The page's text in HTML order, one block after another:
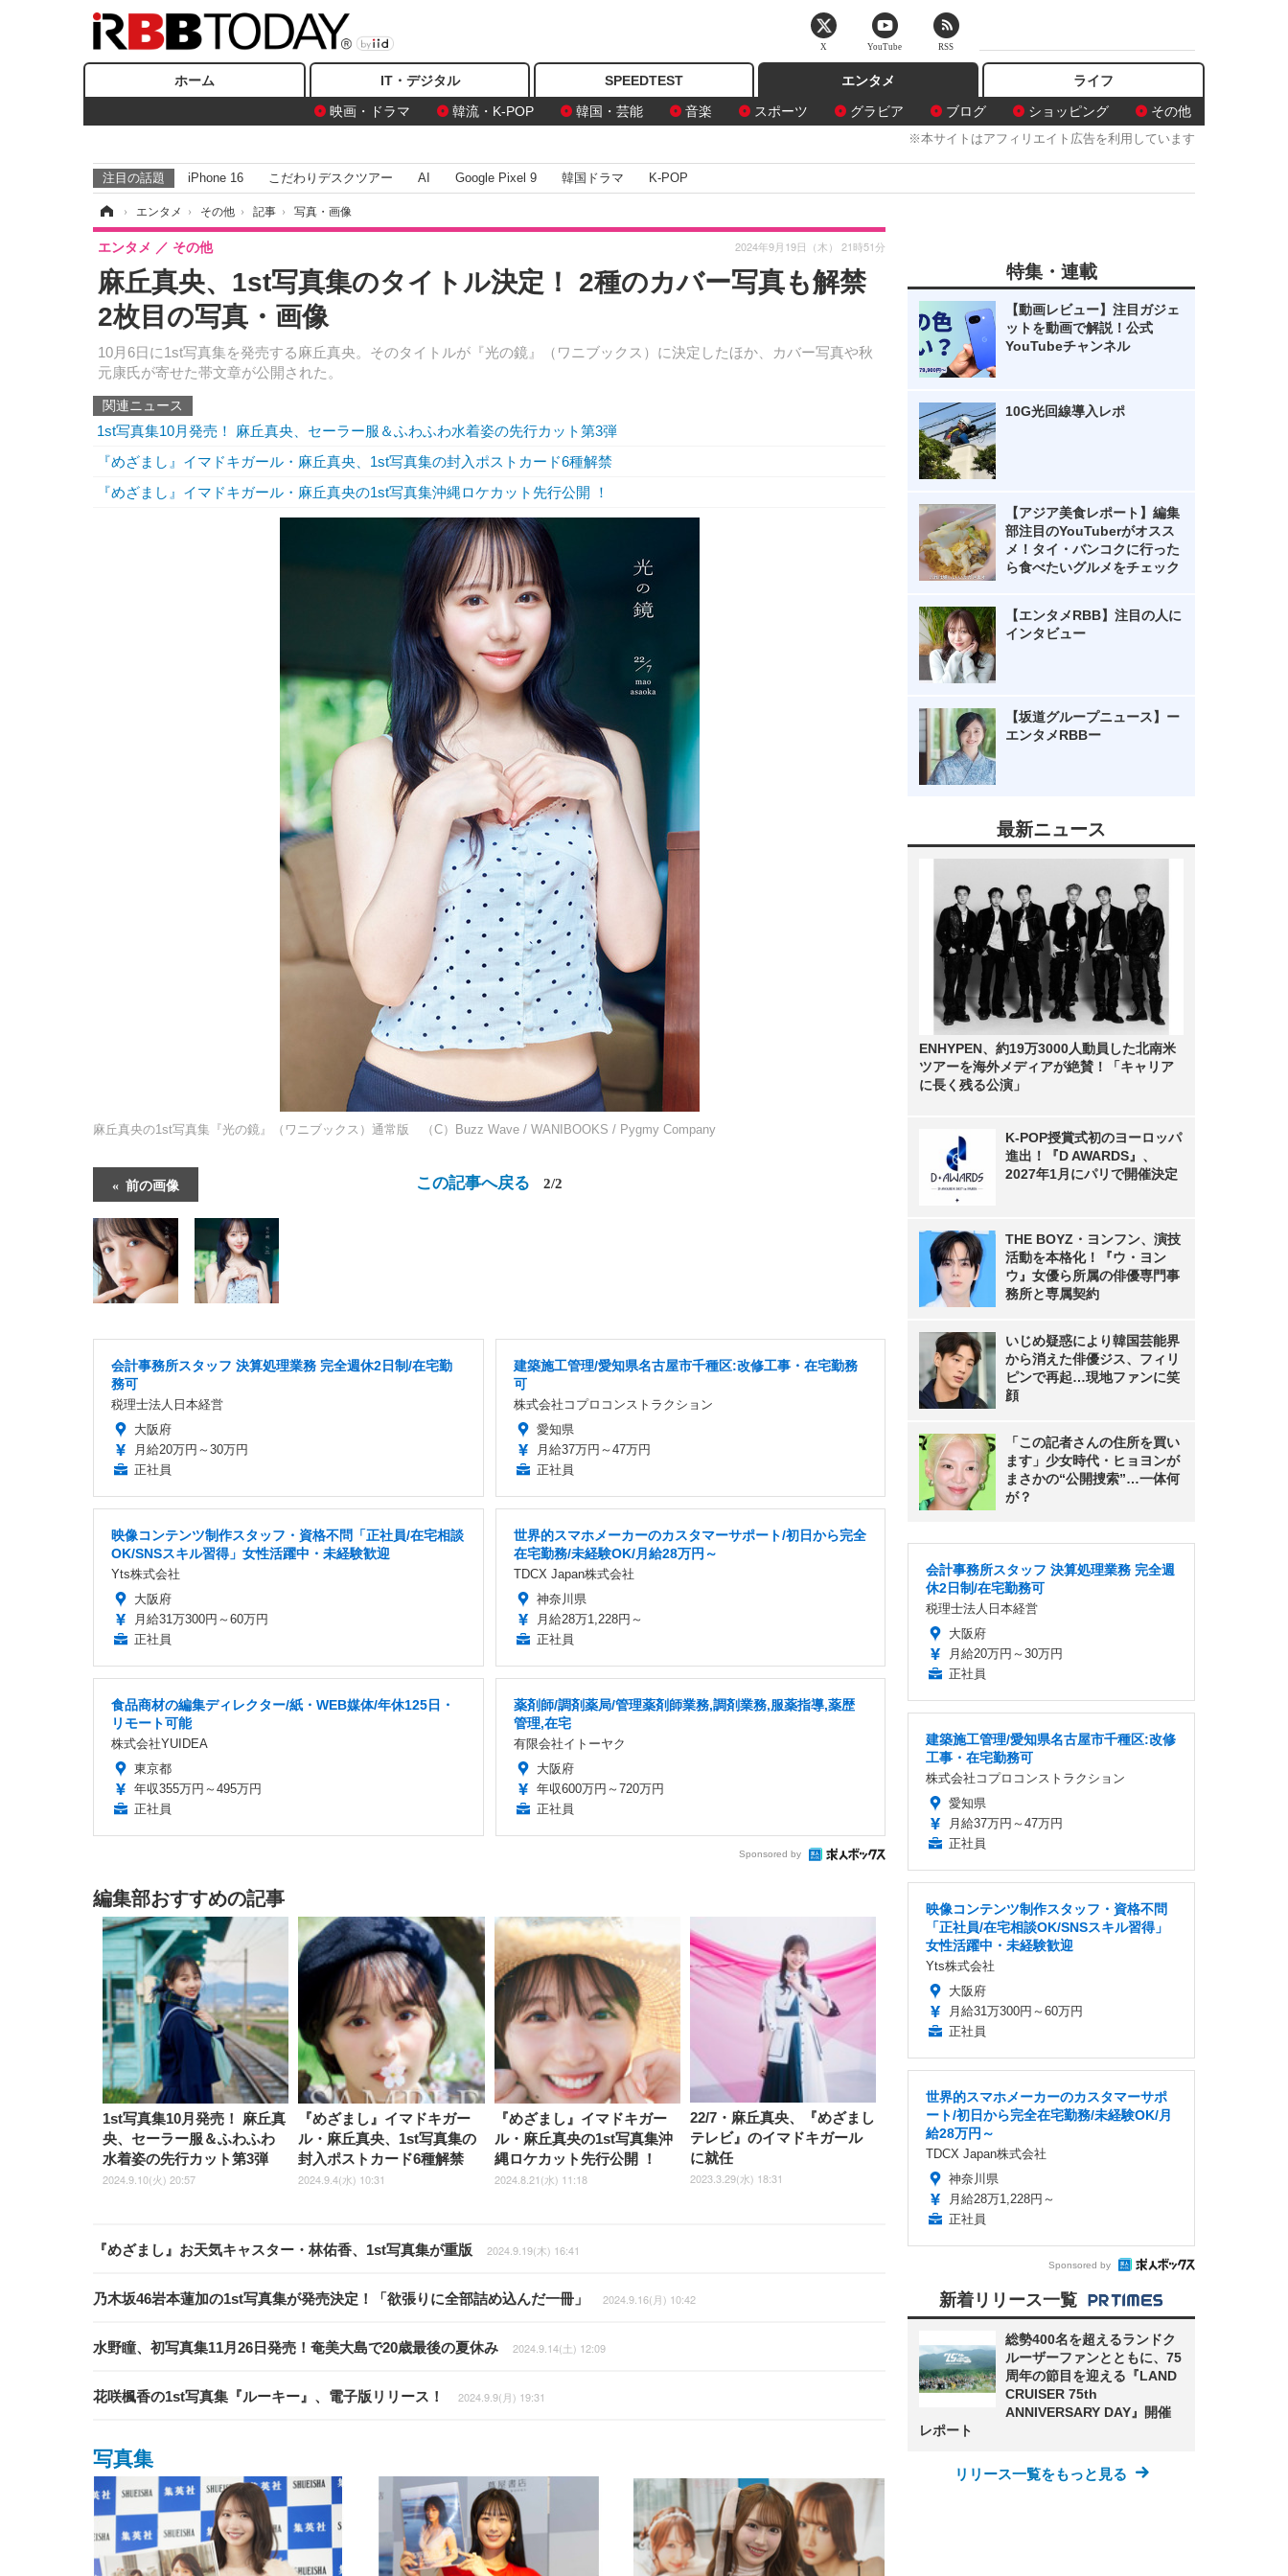
ホーム IT・デジタル SPEEDTEST
エンタメ
映画・ドラマ
韓流・K-POP 韓国・芸能 音楽 スポーツ グラビア ブログ ショッピング その他
ライフ
※本サイトはアフィリエイト広告を利用しています
注目の話題 iPhone 16 こだわりデスクツアー AI Google Pixel 9 韓国ドラマ K-POP
› エンタメ › その他 › 記事 › 写真・画像
麻丘真央、1st写真集のタイトル決定！ 2種のカバー写真も解禁
2枚目の写真・画像
10月6日に1st写真集を発売する麻丘真央。そのタイトルが『光の鏡』（ワニブックス）に決定したほか、カバー写真や秋
元康氏が寄せた帯文章が公開された。
エンタメ その他 2024年9月19日（木） 21時51分
関連ニュース
1st写真集10月発売！ 麻丘真央、セーラー服＆ふわふわ水着姿の先行カット第3弾
『めざまし』イマドキガール・麻丘真央、1st写真集の封入ポストカード6種解禁
『めざまし』イマドキガール・麻丘真央の1st写真集沖縄ロケカット先行公開 ！
麻丘真央の1st写真集『光の鏡』（ワニブックス）通常版 （C）Buzz Wave / WANIBOOKS / Pygmy Company
前の画像 この記事へ戻る 2/2
会計事務所スタッフ 決算処理業務 完全週休2日制/在宅勤
務可
税理士法人日本経営
大阪府
月給20万円～30万円
正社員
建築施工管理/愛知県名古屋市千種区:改修工事・在宅勤務
可
株式会社コプロコンストラクション
愛知県
月給37万円～47万円
正社員
映像コンテンツ制作スタッフ・資格不問「正社員/在宅相談
OK/SNSスキル習得」女性活躍中・未経験歓迎
Yts株式会社
大阪府
月給31万300円～60万円
正社員
世界的スマホメーカーのカスタマーサポート/初日から完全
在宅勤務/未経験OK/月給28万円～
TDCX Japan株式会社
神奈川県
月給28万1,228円～
正社員
食品商材の編集ディレクター/紙・WEB媒体/年休125日・
リモート可能
株式会社YUIDEA
東京都
年収355万円～495万円
正社員
薬剤師/調剤薬局/管理薬剤師業務,調剤業務,服薬指導,薬歴
管理,在宅
有限会社イトーヤク
大阪府
年収600万円～720万円
正社員
Sponsored by
編集部おすすめの記事
1st写真集10月発売！ 麻丘真
央、セーラー服＆ふわふわ
水着姿の先行カット第3弾
2024.9.10(火) 20:57
『めざまし』イマドキガー
ル・麻丘真央、1st写真集の
封入ポストカード6種解禁
2024.9.4(水) 10:31
『めざまし』イマドキガー
ル・麻丘真央の1st写真集沖
縄ロケカット先行公開 ！
2024.8.21(水) 11:18
22/7・麻丘真央、『めざまし
テレビ』のイマドキガール
に就任
2023.3.29(水) 18:31
『めざまし』お天気キャスター・林佑香、1st写真集が重版 2024.9.19(木) 16:41
乃木坂46岩本蓮加の1st写真集が発売決定！「欲張りに全部詰め込んだ一冊」 2024.9.16(月) 10:42
水野瞳、初写真集11月26日発売！奄美大島で20歳最後の夏休み 2024.9.14(土) 12:09
花咲楓香の1st写真集『ルーキー』、電子版リリース！ 2024.9.9(月) 19:31
写真集
特集・連載
【動画レビュー】注目ガジェ
ットを動画で解説！公式
YouTubeチャンネル
10G光回線導入レポ
【アジア美食レポート】編集
部注目のYouTuberがオスス
メ！タイ・バンコクに行った
ら食べたいグルメをチェック
【エンタメRBB】注目の人に
インタビュー
【坂道グループニュース】ー
エンタメRBBー
最新ニュース
ENHYPEN、約19万3000人動員した北南米
ツアーを海外メディアが絶賛！「キャリア
に長く残る公演」
K-POP授賞式初のヨーロッパ
進出！『D AWARDS』、
2027年1月にパリで開催決定
THE BOYZ・ヨンフン、演技
活動を本格化！『ウ・ヨン
ウ』女優ら所属の俳優専門事
務所と専属契約
いじめ疑惑により韓国芸能界
から消えた俳優ジス、フィリ
ピンで再起…現地ファンに笑
顔
「この記者さんの住所を買い
ます」少女時代・ヒョヨンが
まさかの“公開捜索”…一体何
が？
会計事務所スタッフ 決算処理業務 完全週
休2日制/在宅勤務可
税理士法人日本経営
大阪府
月給20万円～30万円
正社員
建築施工管理/愛知県名古屋市千種区:改修
工事・在宅勤務可
株式会社コプロコンストラクション
愛知県
月給37万円～47万円
正社員
映像コンテンツ制作スタッフ・資格不問
「正社員/在宅相談OK/SNSスキル習得」
女性活躍中・未経験歓迎
Yts株式会社
大阪府
月給31万300円～60万円
正社員
世界的スマホメーカーのカスタマーサポ
ート/初日から完全在宅勤務/未経験OK/月
給28万円～
TDCX Japan株式会社
神奈川県
月給28万1,228円～
正社員
Sponsored by
新着リリース一覧
総勢400名を超えるランドク
ルーザーファンとともに、75
周年の節目を迎える『LAND
CRUISER 75th
ANNIVERSARY DAY』開催
レポート
リリース一覧をもっと見る
X YouTube RSS